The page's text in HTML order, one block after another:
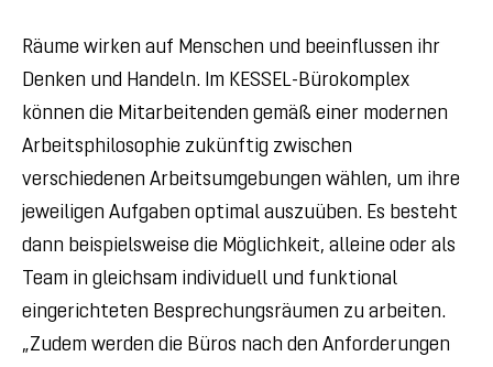
Räume wirken auf Menschen und beeinflussen ihr
Denken und Handeln. Im KESSEL-Bürokomplex
können die Mitarbeitenden gemäß einer modernen
Arbeitsphilosophie zukünftig zwischen
verschiedenen Arbeitsumgebungen wählen, um ihre
jeweiligen Aufgaben optimal auszuüben. Es besteht
dann beispielsweise die Möglichkeit, alleine oder als
Team in gleichsam individuell und funktional
eingerichteten Besprechungsräumen zu arbeiten.
„Zudem werden die Büros nach den Anforderungen